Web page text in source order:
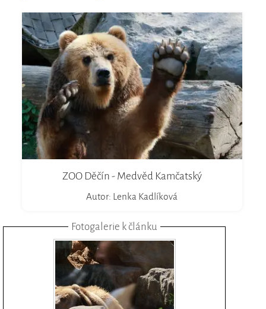
ZOO Děčín - Medvěd Kamčatský
Autor: Lenka Kadlíková
Fotogalerie k článku